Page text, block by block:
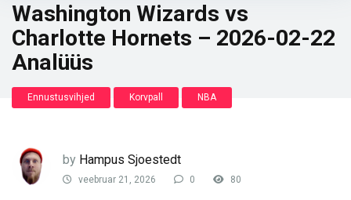
Washington Wizards vs
Charlotte Hornets – 2026-02-22
Analüüs
Ennustusvihjed Korvpall NBA
by Hampus Sjoestedt
veebruar 21, 2026 0 80